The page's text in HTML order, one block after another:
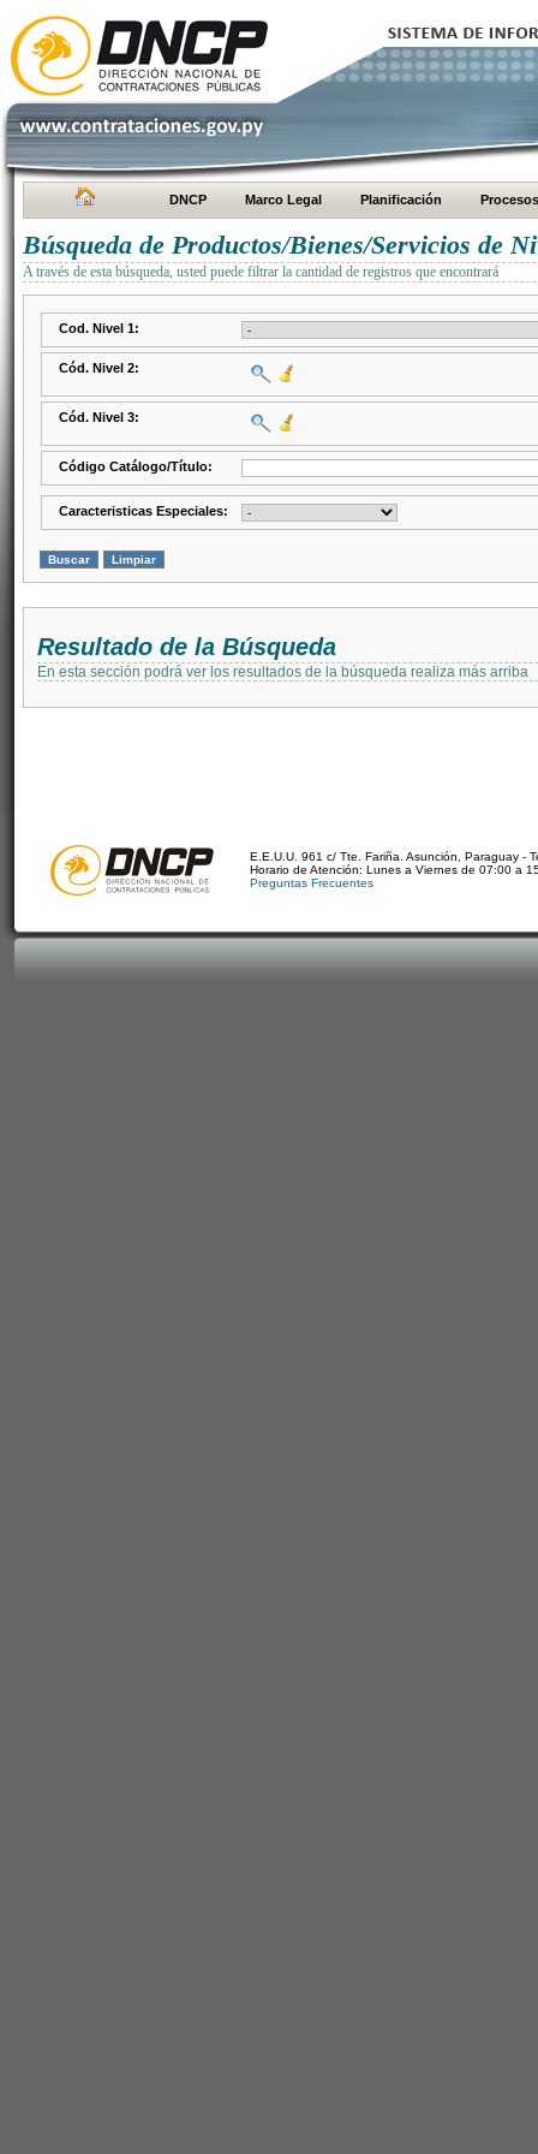
DNCP Marco Legal Planificación Procesos
Búsqueda de Productos/Bienes/Servicios de
A través de esta búsqueda, usted puede filtrar la cantidad de registros que encontrará
Cod. Nivel 1:
Cód. Nivel 2:
Cód. Nivel 3:
Código Catálogo/Título:
Caracteristicas Especiales:
Resultado de la Búsqueda
En esta sección podrá ver los resultados de la búsqueda realiza más arriba
E.E.U.U. 961 c/ Tte. Fariña. Asunción, Paraguay -
Horario de Atención: Lunes a Viernes de 07:00 a
Preguntas Frecuentes